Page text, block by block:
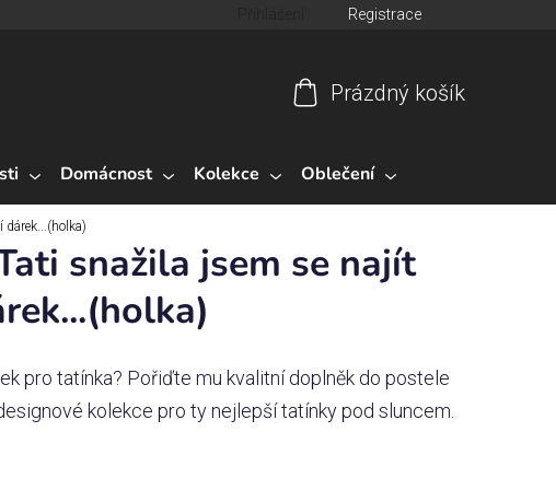
Registrace
košík
Prázdný košík
Domácnost Kolekce Oblečení
dárek...(holka)
snažila jsem se najít
pro tatínka? Pořiďte mu kvalitní doplněk do postele
kolekce pro ty nejlepší tatínky pod sluncem.